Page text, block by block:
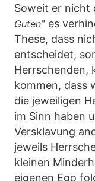
Soweit er nicht
Guten" es
These, dass
entscheidet,
Herrschenden,
kommen, dass
die jeweiligen
im Sinn haben
Versklavung
jeweils
kleinen
eigenen Ego